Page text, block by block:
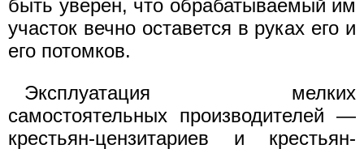
быть уверен, что обрабатываемый им
участок вечно оставется в руках его и
его потомков.
Эксплуатация мелких
самостоятельных производителей —
крестьян-цензитариев и крестьян-